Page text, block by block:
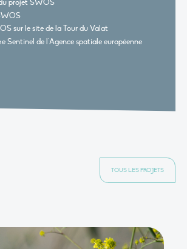
projet SWOS
sur le site de la Tour du Valat
Sentinel de l'Agence spatiale européenne
TOUS LES PROJETS